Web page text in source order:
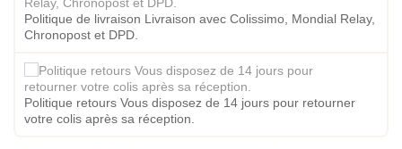
Politique de livraison Livraison avec Colissimo, Mondial Relay,
Chronopost et DPD.
Politique retours Vous disposez de 14 jours pour retourner
votre colis après sa réception.